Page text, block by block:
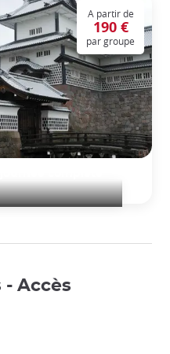
A partir de
190 €
par groupe
- Accès